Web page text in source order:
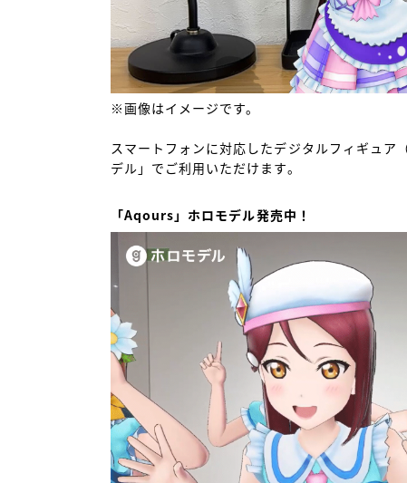
※画像はイメージです。
スマートフォンに対応したデジタルフィギュア
デル」でご利用いただけます。
「Aqours」ホロモデル発売中！